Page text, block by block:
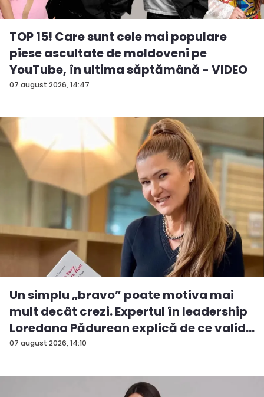
07 august 2026, 14:47
TOP 15! Care sunt cele mai populare
piese ascultate de moldoveni pe
YouTube, în ultima săptămână - VIDEO
07 august 2026, 14:10
Un simplu „bravo” poate motiva mai
mult decât crezi. Expertul în leadership
Loredana Pădurean explică de ce valid...